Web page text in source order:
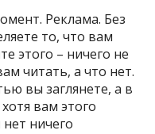
Реклама. Без
то, что вам
этого – ничего не
читать, а что нет.
вы заглянете, а в
вам этого
ничего